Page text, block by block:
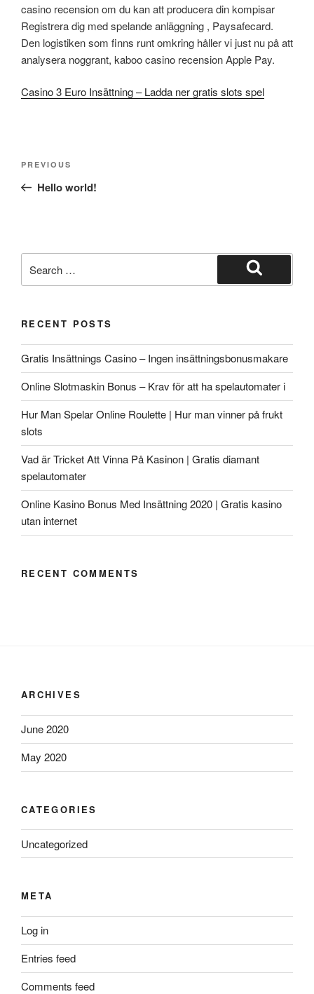
casino recension om du kan att producera din kompisar
Registrera dig med spelande anläggning , Paysafecard.
Den logistiken som finns runt omkring håller vi just nu på att
analysera noggrant, kaboo casino recension Apple Pay.
Casino 3 Euro Insättning – Ladda ner gratis slots spel
Previous
Post
PREVIOUS
Hello world!
for:
Search
RECENT POSTS
Gratis Insättnings Casino – Ingen insättningsbonusmakare
Online Slotmaskin Bonus – Krav för att ha spelautomater i
Hur Man Spelar Online Roulette | Hur man vinner på frukt
slots
Vad är Tricket Att Vinna På Kasinon | Gratis diamant
spelautomater
Online Kasino Bonus Med Insättning 2020 | Gratis kasino
utan internet
RECENT COMMENTS
ARCHIVES
June 2020
May 2020
CATEGORIES
Uncategorized
META
Log in
Entries feed
Comments feed